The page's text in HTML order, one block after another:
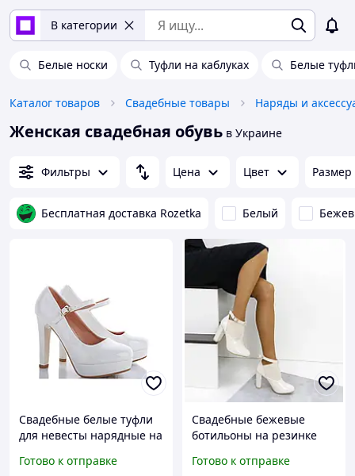
В категории
Белые носки Туфли на каблуках Белые
Каталог товаров Свадебные товары Наряды и
Женская свадебная обувь в Украине
Фильтры Цена Цвет
Бесплатная доставка Rozetka Белый
Свадебные белые туфли
для невесты нарядные на
ремешком 38
Готово к отправке
Свадебные бежевые
ботильоны на резинке
Готово к отправке